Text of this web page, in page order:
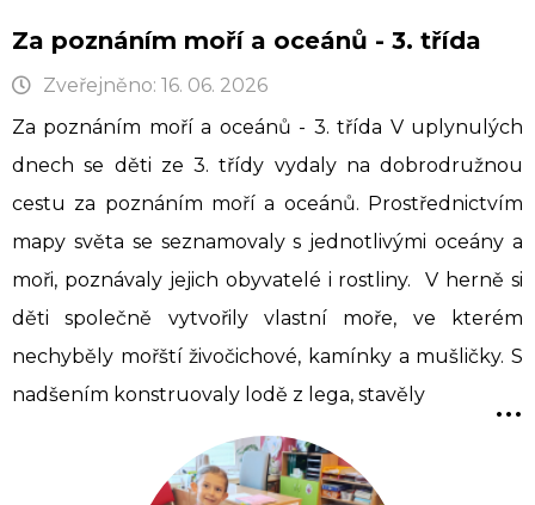
Za poznáním moří a oceánů - 3. třída
Zveřejněno: 16. 06. 2026
Za poznáním moří a oceánů - 3. třída V uplynulých
dnech se děti ze 3. třídy vydaly na dobrodružnou
cestu za poznáním moří a oceánů. Prostřednictvím
mapy světa se seznamovaly s jednotlivými oceány a
moři, poznávaly jejich obyvatelé i rostliny. V herně si
děti společně vytvořily vlastní moře, ve kterém
nechyběly mořští živočichové, kamínky a mušličky. S
nadšením konstruovaly lodě z lega, stavěly
...